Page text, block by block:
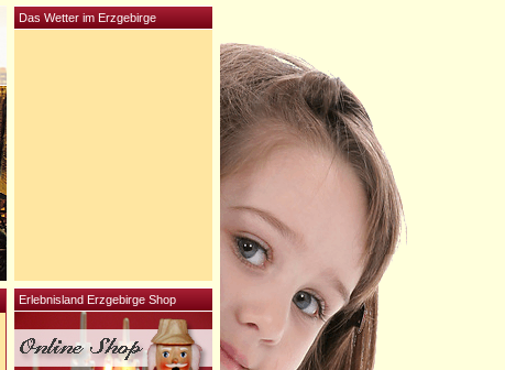
Erlebnisland Erzgebirge Shop
Das Wetter im Erzgebirge